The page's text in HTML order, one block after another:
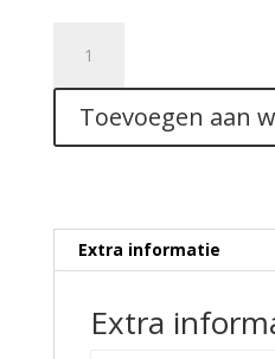
Noot
aantal
Toevoegen aan
Extra informatie
Extra